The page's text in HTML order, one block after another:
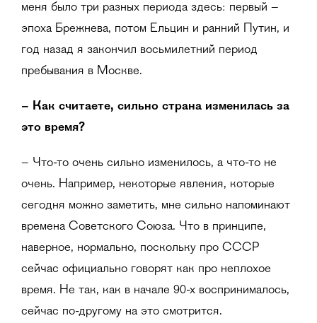
меня было три разных периода здесь: первый –
эпоха Брежнева, потом Ельцин и ранний Путин, и
год назад я закончил восьмилетний период
пребывания в Москве.
– Как считаете, сильно страна изменилась за
это время?
– Что-то очень сильно изменилось, а что-то не
очень. Например, некоторые явления, которые
сегодня можно заметить, мне сильно напоминают
времена Советского Союза. Что в принципе,
наверное, нормально, поскольку про СССР
сейчас официально говорят как про неплохое
время. Не так, как в начале 90-х воспринималось,
сейчас по-другому на это смотрится.